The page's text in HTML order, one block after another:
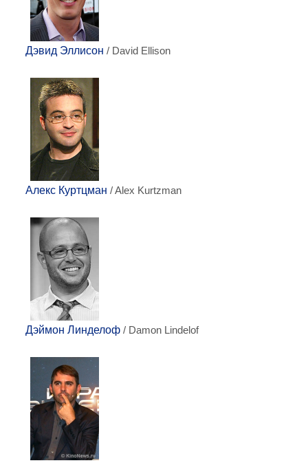
Дэвид Эллисон / David Ellison
Алекс Куртцман / Alex Kurtzman
Дэймон Линделоф / Damon Lindelof